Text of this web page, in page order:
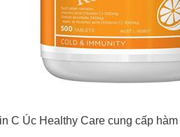
C Úc Healthy Care cung cấp